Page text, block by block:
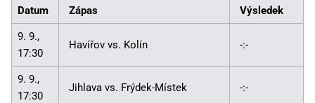
Datum Zápas Výsledek
9. 9.,
17:30
Havířov vs. Kolín -:-
9. 9.,
17:30
Jihlava vs. Frýdek-Místek -:-